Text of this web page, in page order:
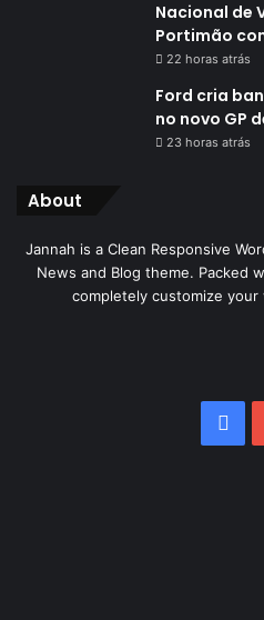
Nacional de
Portimão
22 horas atrás
Ford cria
no novo GP
23 horas atrás
About
Jannah is a Clean Responsive
News and Blog theme. Packed
completely customize